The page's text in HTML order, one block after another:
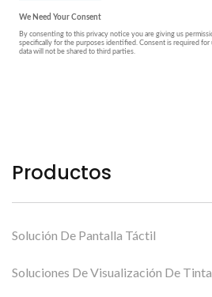
Productos
Solución De Pantalla Táctil
Soluciones De Visualización De